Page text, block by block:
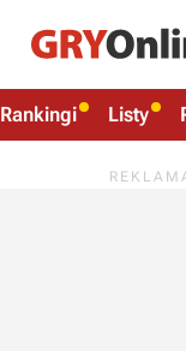
Rankingi Listy